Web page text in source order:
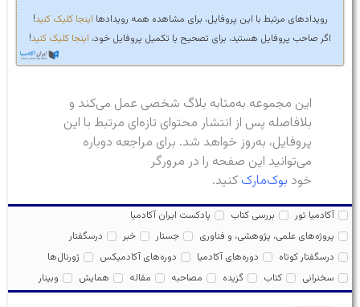
رویدادهای مرتبط با این پروفایل، برای مشاهده همه رویدادها اینجا کلیک کنید!
اگر صاحب پروفایل هستید، برای تصحیح یا تکمیل پروفایل خود، اینجا کلیک کنید!
این مجموعه به‌مثابه بلاگ شخصی عمل می‌کند و
بلافاصله پس از انتشار محتوای تازه‌ای مرتبط با این
پروفایل، به‌روز خواهد شد. برای مراجعه دوباره
می‌توانید این صفحه را در مرورگر
خود بوک‌مارککنید.
آکادمیا تور بررسی کتاب
پادکست ایران آکادمیا
پروژه‌های علمی، پژوهشی، و فناوری
جستار خبر
درسگفتار
درسگفتار کوتاه
دوره‌های آکادمیا دوره‌های آکادمیکس
ژورنال‌ها
سخنرانی
کتاب گزیده مصاحبه مقاله همایش وبینار